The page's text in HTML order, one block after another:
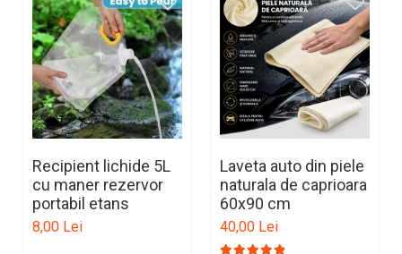
Este alegerea ideala pentru protejarea interiorului masinii si
mentinerea curateniei zilnice in orice sezon.
Recipient lichide 5L
cu maner rezervor
portabil etans
8,00 Lei
Laveta auto din piele
naturala de caprioara
60x90 cm
40,00 Lei